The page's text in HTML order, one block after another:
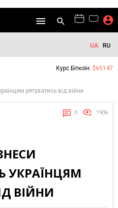
UA RU
Курс Біткоїн: $65147
рятуватись від війни
0 1906
УКРАЇНЦЯМ
ВІЙНИ